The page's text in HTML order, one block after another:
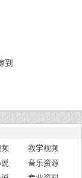
到
教学视频
音乐资源